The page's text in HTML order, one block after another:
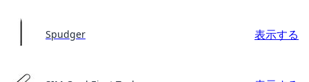
Spudger 表示する